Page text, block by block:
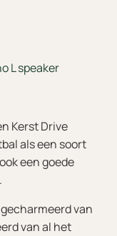
L speaker
Kerst Drive
als een soort
een goede
van
van al het